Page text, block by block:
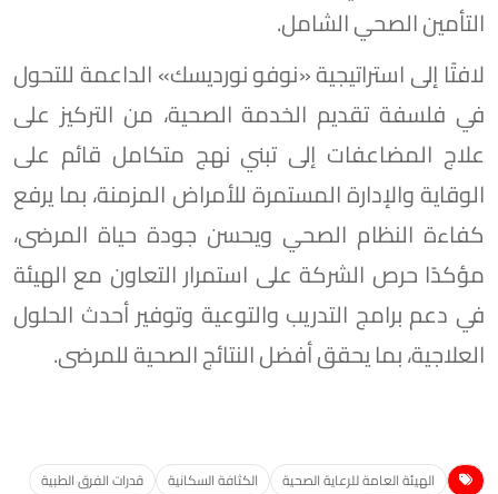
التأمين الصحي الشامل.
لافتًا إلى استراتيجية «نوفو نورديسك» الداعمة للتحول
في فلسفة تقديم الخدمة الصحية، من التركيز على
علاج المضاعفات إلى تبني نهج متكامل قائم على
الوقاية والإدارة المستمرة للأمراض المزمنة، بما يرفع
كفاءة النظام الصحي ويحسن جودة حياة المرضى،
مؤكدًا حرص الشركة على استمرار التعاون مع الهيئة
في دعم برامج التدريب والتوعية وتوفير أحدث الحلول
العلاجية، بما يحقق أفضل النتائج الصحية للمرضى.
الهيئة العامة للرعاية الصحية الكثافة السكانية
قدرات الفرق الطبية